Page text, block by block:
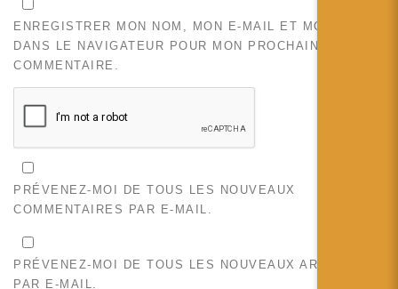
ENREGISTRER MON NOM, MON E-MAIL ET MON SITE
DANS LE NAVIGATEUR POUR MON PROCHAIN
COMMENTAIRE.
PRÉVENEZ-MOI DE TOUS LES NOUVEAUX
COMMENTAIRES PAR E-MAIL.
PRÉVENEZ-MOI DE TOUS LES NOUVEAUX ARTICLES
PAR E-MAIL.